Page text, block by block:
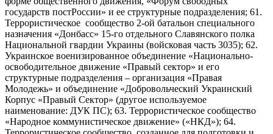
государств постРоссии» и ее структурные подразделения; 61.
Террористическое сообщество 2-ой батальон специального
назначения «Донбасс» 15-го отдельного Славянского полка
Национальной гвардии Украины (войсковая часть 3035); 62.
Украинское военизированное объединение «Национально-
освободительное движение «Правый сектор» и его
структурные подразделения – организация «Правая
Молодежь» и объединение «Добровольческий Украинский
Корпус «Правый Сектор» (другое используемое
наименование: ДУК ПС); 63. Террористическое сообщество
«Народное коммунистическое движение» («НКД»); 64.